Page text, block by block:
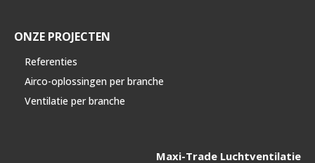
ONZE PROJECTEN
Referenties
Airco-oplossingen per branche
Ventilatie per branche
Maxi-Trade Luchtventilatie